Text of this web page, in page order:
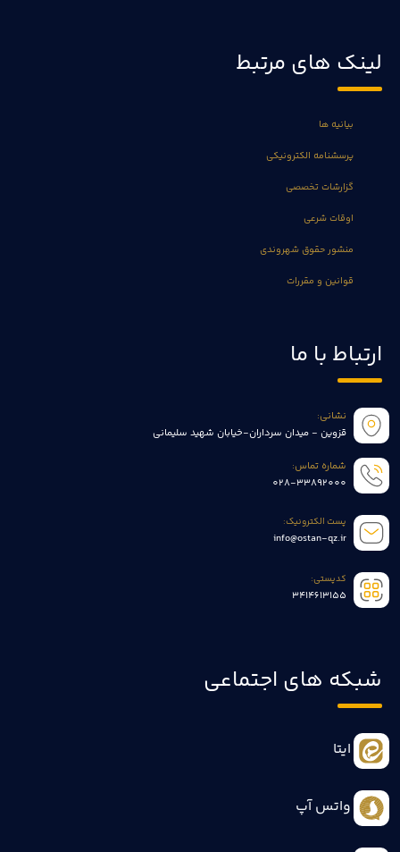
لینک های مرتبط
بیانیه ها
پرسشنامه الکترونیکی
گزارشات تخصصی
اوقات شرعی
منشور حقوق شهروندی
قوانین و مقررات
ارتباط با ما
نشانی:
قزوین - میدان سرداران-خیابان شهید سلیمانی
شماره تماس:
028-33892000
پست الکترونیک:
info@ostan-qz.ir
کدپستی:
3414613155
شبکه های اجتماعی
ایتا
واتس آپ